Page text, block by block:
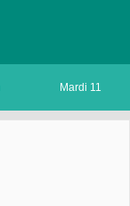
Mardi 11